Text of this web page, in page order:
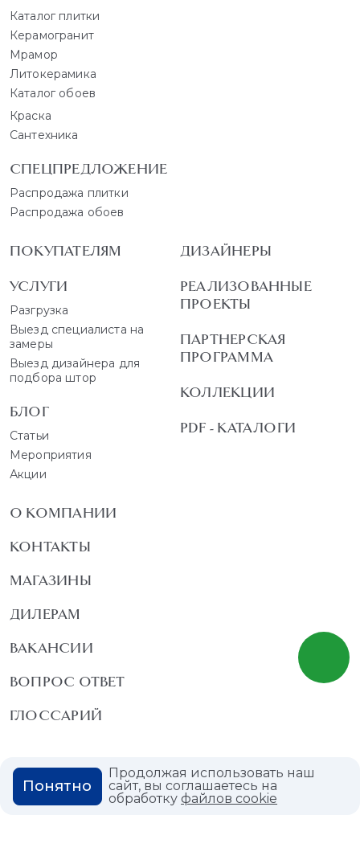
Каталог плитки
Керамогранит
Мрамор
Литокерамика
Каталог обоев
Краска
Сантехника
СПЕЦПРЕДЛОЖЕНИЕ
Распродажа плитки
Распродажа обоев
ПОКУПАТЕЛЯМ
УСЛУГИ
Разгрузка
Выезд специалиста на
замеры
Выезд дизайнера для
подбора штор
БЛОГ
Статьи
Мероприятия
Акции
ДИЗАЙНЕРЫ
РЕАЛИЗОВАННЫЕ
ПРОЕКТЫ
ПАРТНЕРСКАЯ
ПРОГРАММА
КОЛЛЕКЦИИ
PDF - КАТАЛОГИ
О КОМПАНИИ
КОНТАКТЫ
МАГАЗИНЫ
ДИЛЕРАМ
ВАКАНСИИ
ВОПРОС ОТВЕТ
ГЛОССАРИЙ
Политика конфиденциальности
Политика использования cookies
Продолжая использовать наш
сайт, вы соглашаетесь на
обработкуфайлов cookie
Понятно